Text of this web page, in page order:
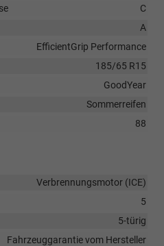
C
A
EfficientGrip Performance
185/65 R15
GoodYear
Sommerreifen
88
Verbrennungsmotor (ICE)
5
5-türig
Fahrzeuggarantie vom Hersteller